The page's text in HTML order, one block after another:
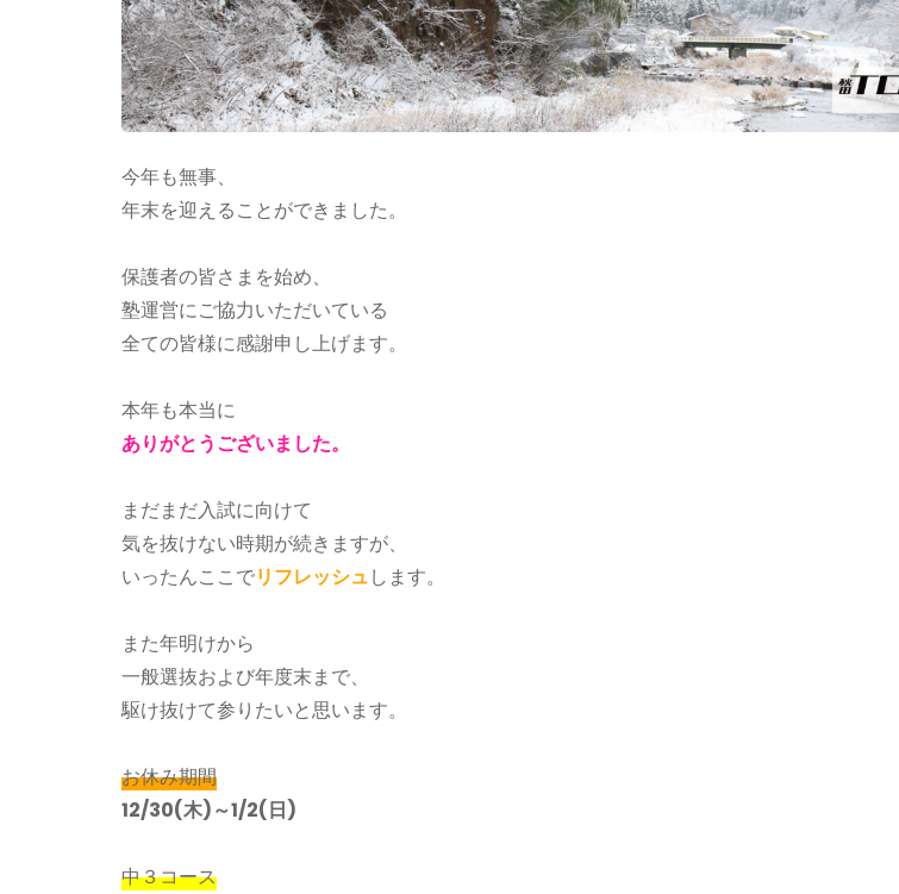
今年も無事、
年末を迎えることができました。
保護者の皆さまを始め、
塾運営にご協力いただいている
全ての皆様に感謝申し上げます。
本年も本当に
ありがとうございました。
まだまだ入試に向けて
気を抜けない時期が続きますが、
いったんここでリフレッシュします。
また年明けから
一般選抜および年度末まで、
駆け抜けて参りたいと思います。
お休み期間
12/30(木)～1/2(日)
中３コース